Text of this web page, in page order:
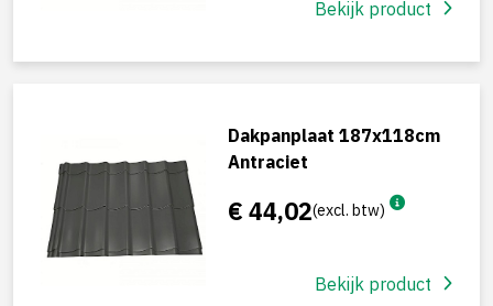
Bekijk product
Dakpanplaat 187x118cm
Antraciet
€ 44,02(excl. btw)
Bekijk product